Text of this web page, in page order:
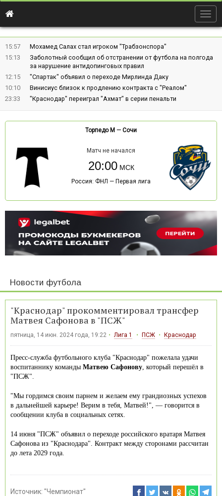
15:57
Мохамед Салах стал игроком "Трабзонспора"
15:13
Заболотный сообщил об отстранении от футбола на полгода
за нарушение антидопинговых правил
12:15
"Спартак" объявил о переходе Мирлинда Даку
10:10
Винисиус близок к продлению контракта с "Реалом"
23:33
"Краснодар" переиграл "Ахмат" в серии пенальти
Торпедо М — Сочи
Матч не начался
20:00
Россия: ФНЛ — Первая лига
Новости футбола
"Краснодар" прокомментировал трансфер
Матвея Сафонова в "ПСЖ"
пятница, 14 июн. 2024 года, 19:22 Лига 1 ПСЖ Краснодар
Пресс-служба футбольного клуба "Краснодар" пожелала удачи
воспитаннику команды Матвею Сафонову , который перешёл в
"ПСЖ".
"Мы гордимся своим парнем и желаем ему грандиозных успехов
в дальнейшей карьере! Верим в тебя, Матвей!", — говорится в
сообщении клуба в социальных сетях.
14 июня "ПСЖ" объявил о переходе российского вратаря Матвея
Сафонова из "Краснодара". Контракт между сторонами рассчитан
до лета 2029 года.
Источник: "Чемпионат"